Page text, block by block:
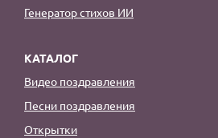
Генератор стихов ИИ
КАТАЛОГ
Видео поздравления
Песни поздравления
Открытки